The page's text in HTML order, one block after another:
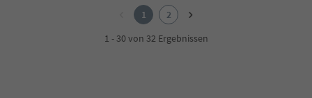
1
2
1 - 30 von 32 Ergebnissen